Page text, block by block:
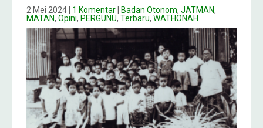
2 Mei 2024 1 Komentar Badan Otonom, JATMAN,
MATAN, Opini, PERGUNU, Terbaru, WATHONAH